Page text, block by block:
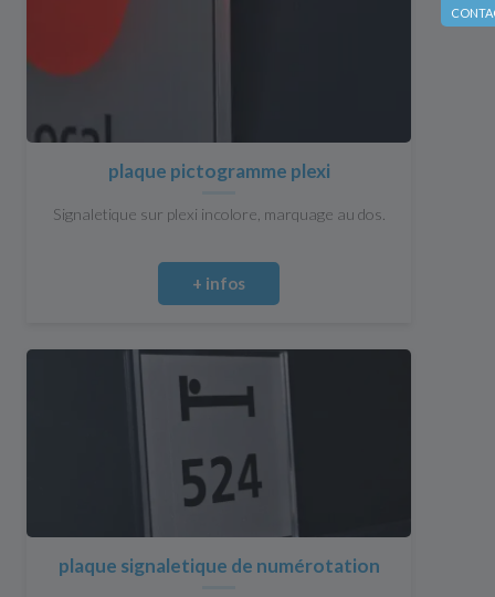
plaque pictogramme plexi
Signaletique sur plexi incolore, marquage au dos.
+ infos
plaque signaletique de numérotation